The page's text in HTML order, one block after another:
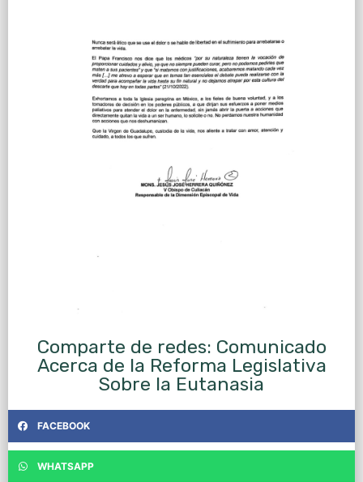
Comparte de redes: Comunicado
Acerca de la Reforma Legislativa
Sobre la Eutanasia
FACEBOOK
WHATSAPP